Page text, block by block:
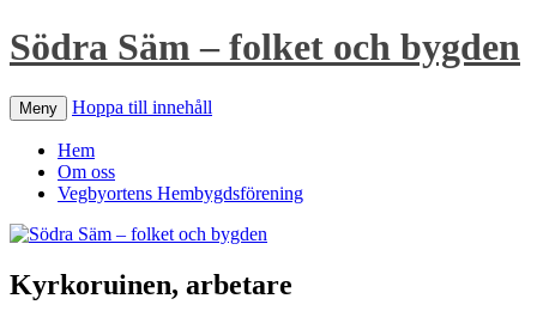
Södra Säm – folket och bygden
Meny Hoppa till innehåll
Hem
Om oss
Vegbyortens Hembygdsförening
Kyrkoruinen, arbetare